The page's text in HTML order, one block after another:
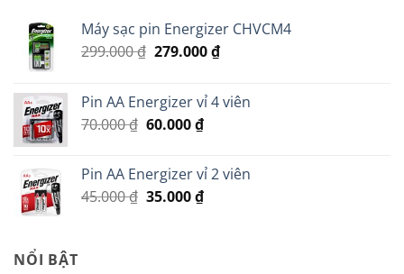
Máy sạc pin Energizer CHVCM4
299.000₫ Giá
299.000 ₫.
279.000₫Giá
là:
Pin AA Energizer vỉ 4 viên
70.000₫ Giá
70.000 ₫.
60.000₫Giá
là:
60.000 ₫.
Pin AA Energizer vỉ 2 viên
45.000₫ Giá
35.000₫Giá
NỔI BẬT